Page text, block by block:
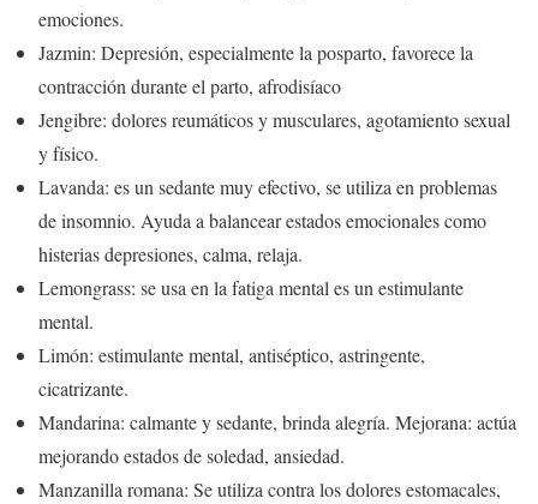
emociones.
Jazmin: Depresión, especialmente la posparto, favorece la
contracción durante el parto, afrodisíaco
Jengibre: dolores reumáticos y musculares, agotamiento sexual
y físico.
Lavanda: es un sedante muy efectivo, se utiliza en problemas
de insomnio. Ayuda a balancear estados emocionales como
histerias depresiones, calma, relaja.
Lemongrass: se usa en la fatiga mental es un estimulante
mental.
Limón: estimulante mental, antiséptico, astringente,
cicatrizante.
Mandarina: calmante y sedante, brinda alegría. Mejorana: actúa
mejorando estados de soledad, ansiedad.
Manzanilla romana: Se utiliza contra los dolores estomacales,